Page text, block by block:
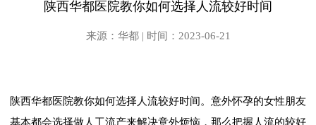
陕西华都医院教你如何选择人流较好时间
来源：华都 | 时间：2023-06-21
陕西华都医院教你如何选择人流较好时间。意外怀孕的女性朋友
基本都会选择做人工流产来解决意外烦恼，那么把握人流的较好